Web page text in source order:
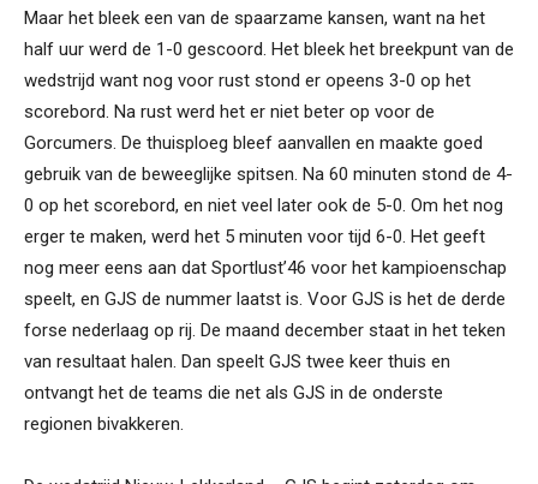
Maar het bleek een van de spaarzame kansen, want na het
half uur werd de 1-0 gescoord. Het bleek het breekpunt van de
wedstrijd want nog voor rust stond er opeens 3-0 op het
scorebord. Na rust werd het er niet beter op voor de
Gorcumers. De thuisploeg bleef aanvallen en maakte goed
gebruik van de beweeglijke spitsen. Na 60 minuten stond de 4-
0 op het scorebord, en niet veel later ook de 5-0. Om het nog
erger te maken, werd het 5 minuten voor tijd 6-0. Het geeft
nog meer eens aan dat Sportlust’46 voor het kampioenschap
speelt, en GJS de nummer laatst is. Voor GJS is het de derde
forse nederlaag op rij. De maand december staat in het teken
van resultaat halen. Dan speelt GJS twee keer thuis en
ontvangt het de teams die net als GJS in de onderste
regionen bivakkeren.